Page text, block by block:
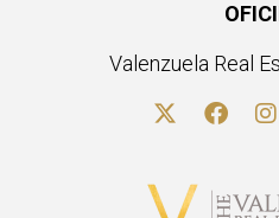
Valenzuela Real